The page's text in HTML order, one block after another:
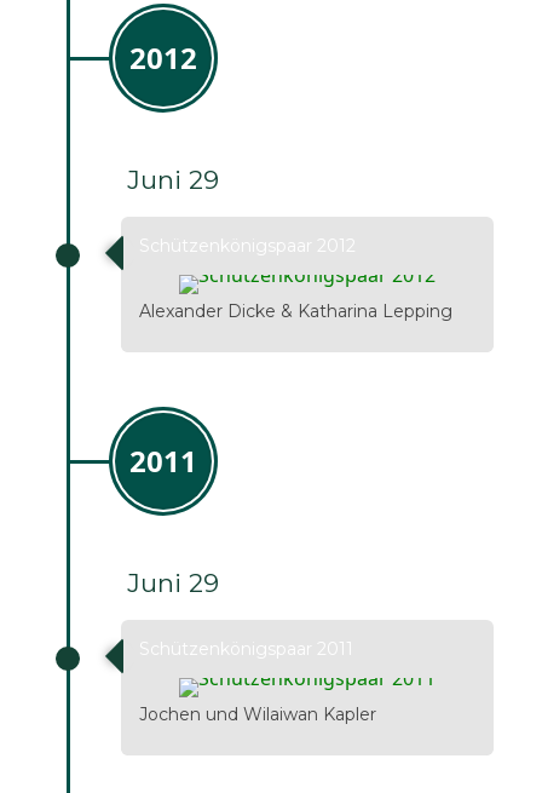
2012
Juni 29
Schützenkönigspaar 2012
Alexander Dicke & Katharina Lepping
2011
Juni 29
Schützenkönigspaar 2011
Jochen und Wilaiwan Kapler